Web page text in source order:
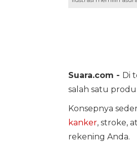
Suara.com - Di
salah satu
Konsepnya
kanker, stroke,
rekening Anda.